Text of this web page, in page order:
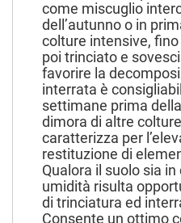
come miscuglio
dell’autunno o in
colture intensive,
poi trinciato e
favorire la
interrata è
settimane prima
dimora di altre
caratterizza per
restituzione di
Qualora il suolo sia
umidità risulta
di trinciatura ed
Consente un ottimo